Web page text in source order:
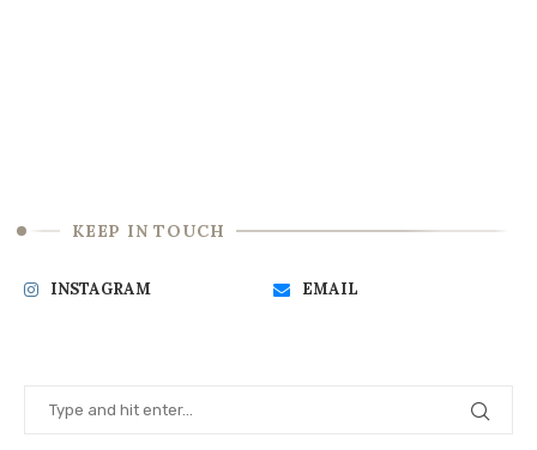
KEEP IN TOUCH
INSTAGRAM EMAIL